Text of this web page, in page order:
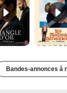
Bandes-annonces à